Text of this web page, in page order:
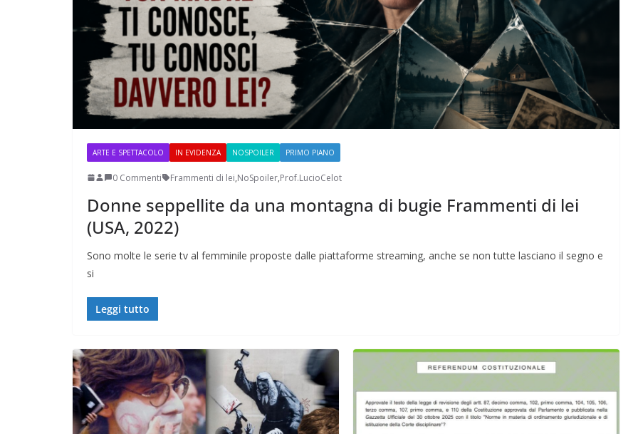
ARTE E SPETTACOLO IN EVIDENZA NOSPOILER PRIMO PIANO
0 Commenti Frammenti di lei,NoSpoiler,Prof.LucioCelot
Donne seppellite da una montagna di bugie Frammenti di lei
(USA, 2022)
Sono molte le serie tv al femminile proposte dalle piattaforme streaming, anche se non tutte lasciano il segno e
si
Leggi tutto
Perle dei prof #38 Perle dei prof #57